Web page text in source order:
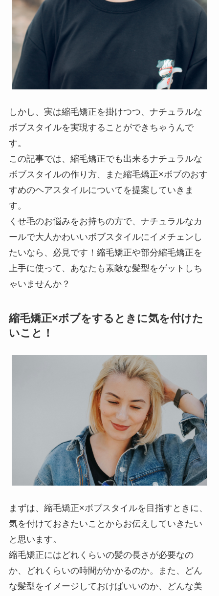
しかし、実は縮毛矯正を掛けつつ、ナチュラルな
ボブスタイルを実現することができちゃうんで
す。
この記事では、縮毛矯正でも出来るナチュラルな
ボブスタイルの作り方、また縮毛矯正×ボブのおす
すめのヘアスタイルについてを提案していきま
す。
くせ毛のお悩みをお持ちの方で、ナチュラルなカ
ールで大人かわいいボブスタイルにイメチェンし
たいなら、必見です！縮毛矯正や部分縮毛矯正を
上手に使って、あなたも素敵な髪型をゲットしち
ゃいませんか？
縮毛矯正×ボブをするときに気を付けた
いこと！
まずは、縮毛矯正×ボブスタイルを目指すときに、
気を付けておきたいことからお伝えしていきたい
と思います。
縮毛矯正にはどれくらいの髪の長さが必要なの
か、どれくらいの時間がかかるのか。また、どん
な髪型をイメージしておけばいいのか、どんな美